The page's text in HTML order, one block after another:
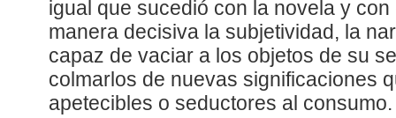
igual que sucedió con la novela y
manera decisiva la subjetividad, la
capaz de vaciar a los objetos de su
colmarlos de nuevas significaciones
apetecibles o seductores al consumo.